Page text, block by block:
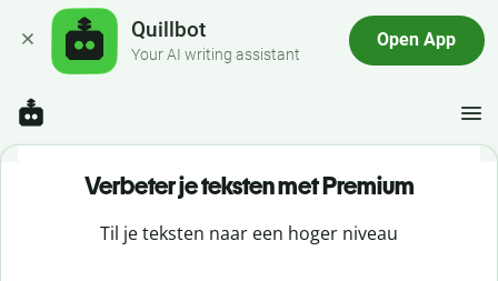
Quillbot
Your AI writing assistant
Open App
Verbeter je teksten met Premium
Til je teksten naar een hoger niveau